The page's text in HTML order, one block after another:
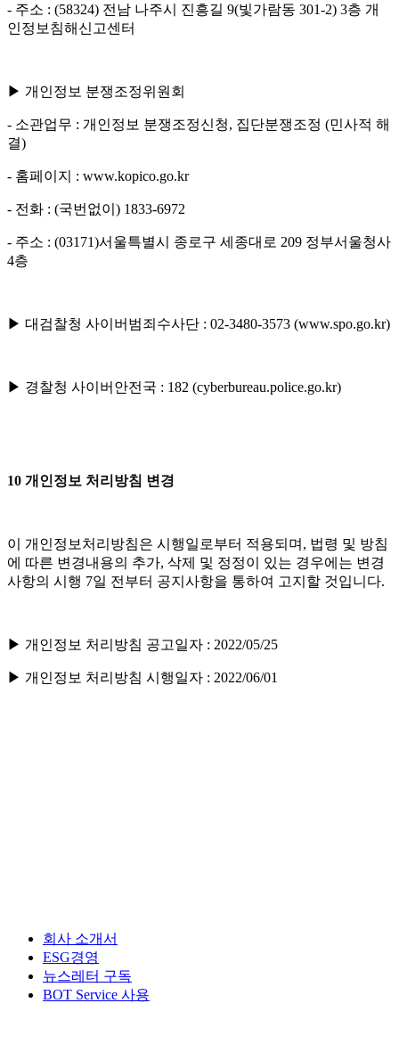
- 주소 : (58324) 전남 나주시 진흥길 9(빛가람동 301-2) 3층 개
인정보침해신고센터
▶ 개인정보 분쟁조정위원회
- 소관업무 : 개인정보 분쟁조정신청, 집단분쟁조정 (민사적 해
결)
- 홈페이지 : www.kopico.go.kr
- 전화 : (국번없이) 1833-6972
- 주소 : (03171)서울특별시 종로구 세종대로 209 정부서울청사
4층
▶ 대검찰청 사이버범죄수사단 : 02-3480-3573 (www.spo.go.kr)
▶ 경찰청 사이버안전국 : 182 (cyberbureau.police.go.kr)
10 개인정보 처리방침 변경
이 개인정보처리방침은 시행일로부터 적용되며, 법령 및 방침
에 따른 변경내용의 추가, 삭제 및 정정이 있는 경우에는 변경
사항의 시행 7일 전부터 공지사항을 통하여 고지할 것입니다.
▶ 개인정보 처리방침 공고일자 : 2022/05/25
▶ 개인정보 처리방침 시행일자 : 2022/06/01
회사 소개서
ESG경영
뉴스레터 구독
BOT Service 사용